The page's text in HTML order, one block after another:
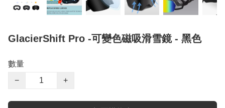
GlacierShift Pro -可變色磁吸滑雪鏡 - 黑色
數量
−
+